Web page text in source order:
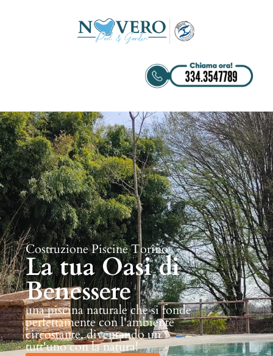
Costruzione Piscine Torino
La tua Oasi di
Benessere
una piscina naturale che si fonde
perfettamente con l'ambiente
circostante, diventando un
tutt'uno con la natura!